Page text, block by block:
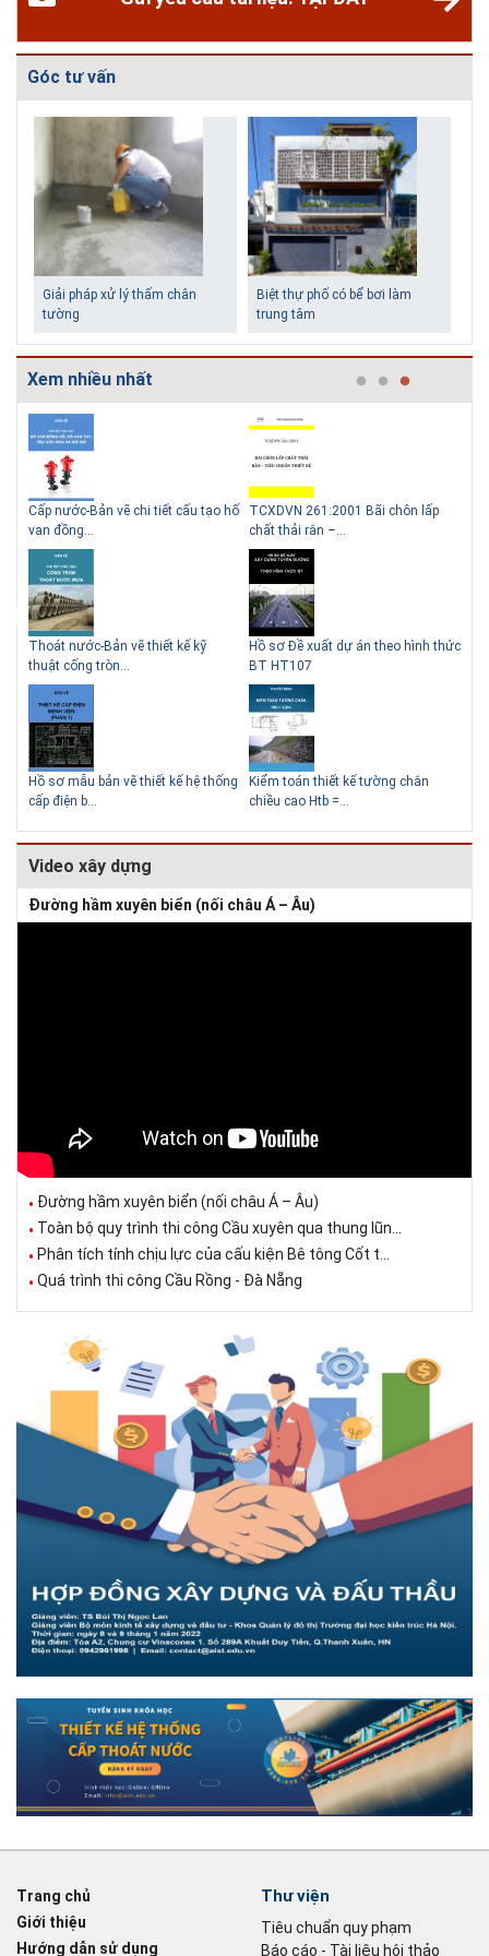
Góc tư vấn
Biệt thự phố có bể bơi làm
trung tâm
Những ngôi nhà một tầng ít
tiền vẫn đẹp
Lý do nên sử dụng gạch block
để xây nhà
Thiết kế nhà siêu nhỏ độc đáo
Giải pháp xử lý thấm chân
tường
Xem nhiều nhất
Cấp nước-Bản vẽ chi tiết cấu tạo hố
van đồng...
Thoát nước-Bản vẽ thiết kế kỹ
thuật cống tròn...
Hồ sơ mẫu bản vẽ thiết kế hệ thống
cấp điện b...
TCXDVN 261:2001 Bãi chôn lấp
chất thải rắn –...
Hồ sơ Đề xuất dự án theo hình thức
BT HT107
Kiểm toán thiết kế tường chắn
chiều cao Htb =...
Video xây dựng
Đường hầm xuyên biển (nối châu Á – Âu)
Đường hầm xuyên biển (nối châu Á – Âu)
Toàn bộ quy trình thi công Cầu xuyên qua thung lũn...
Phân tích tính chịu lực của cấu kiện Bê tông Cốt t...
Quá trình thi công Cầu Rồng - Đà Nẵng
Trang chủ
Giới thiệu
Hướng dẫn sử dụng
Thư viện
Tiêu chuẩn quy phạm
Báo cáo - Tài liệu hội thảo